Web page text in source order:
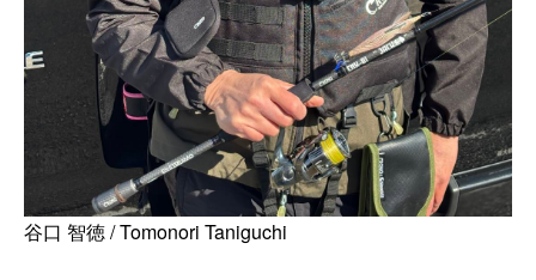
谷口 智徳 / Tomonori Taniguchi